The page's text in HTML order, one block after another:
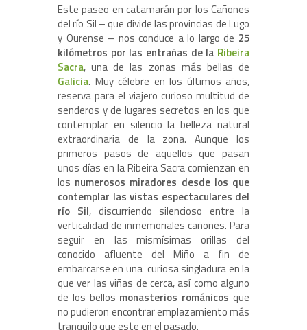
Este paseo en catamarán por los Cañones
del río Sil – que divide las provincias de Lugo
y Ourense – nos conduce a lo largo de 25
kilómetros por las entrañas de la Ribeira
Sacra, una de las zonas más bellas de
Galicia. Muy célebre en los últimos años,
reserva para el viajero curioso multitud de
senderos y de lugares secretos en los que
contemplar en silencio la belleza natural
extraordinaria de la zona. Aunque los
primeros pasos de aquellos que pasan
unos días en la Ribeira Sacra comienzan en
los numerosos miradores desde los que
contemplar las vistas espectaculares del
río Sil, discurriendo silencioso entre la
verticalidad de inmemoriales cañones. Para
seguir en las mismísimas orillas del
conocido afluente del Miño a fin de
embarcarse en una curiosa singladura en la
que ver las viñas de cerca, así como alguno
de los bellos monasterios románicos que
no pudieron encontrar emplazamiento más
tranquilo que este en el pasado.